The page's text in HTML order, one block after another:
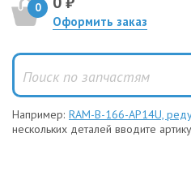
0
Оформить заказ
Например: RAM-B-166-AP14U,
нескольких деталей вводите